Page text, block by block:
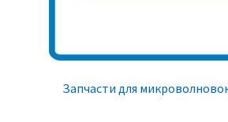
Запчасти для